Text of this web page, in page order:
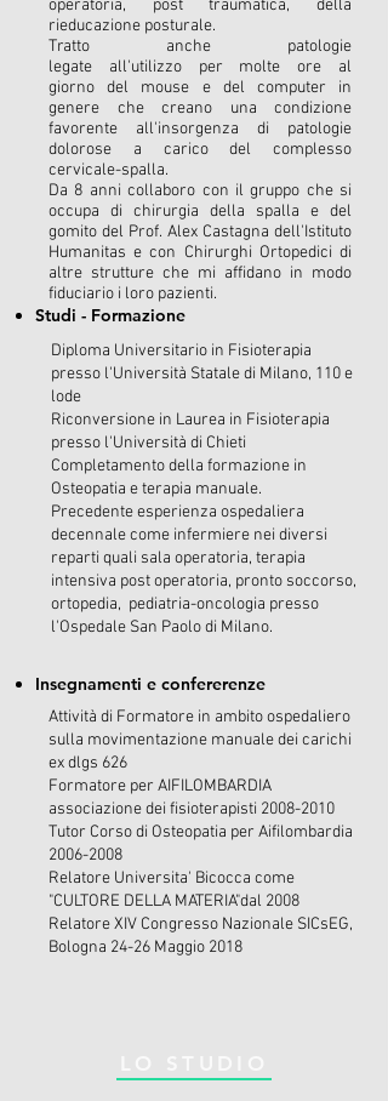
operatoria, post traumatica, della
rieducazione posturale.
Tratto anche patologie
legate all'utilizzo per molte ore al
giorno del mouse e del computer in
genere che creano una condizione
favorente all'insorgenza di patologie
dolorose a carico del complesso
cervicale-spalla.
Da 8 anni collaboro con il gruppo che si
occupa di chirurgia della spalla e del
gomito del Prof. Alex Castagna dell'Istituto
Humanitas e con Chirurghi Ortopedici di
altre strutture che mi affidano in modo
fiduciario i loro pazienti.
Studi - Formazione
Diploma Universitario in Fisioterapia
presso l'Università Statale di Milano, 110 e
lode
Riconversione in Laurea in Fisioterapia
presso l'Università di Chieti
Completamento della formazione in
Osteopatia e terapia manuale.
Precedente esperienza ospedaliera
decennale come infermiere nei diversi
reparti quali sala operatoria, terapia
intensiva post operatoria, pronto soccorso,
ortopedia, pediatria-oncologia presso
l'Ospedale San Paolo di Milano.
Insegnamenti e confererenze
Attività di Formatore in ambito ospedaliero
sulla movimentazione manuale dei carichi
ex dlgs 626
Formatore per AIFILOMBARDIA
associazione dei fisioterapisti 2008-2010
Tutor Corso di Osteopatia per Aifilombardia
2006-2008
Relatore Universita' Bicocca come
"CULTORE DELLA MATERIA"dal 2008
Relatore XIV Congresso Nazionale SICsEG,
Bologna 24-26 Maggio 2018